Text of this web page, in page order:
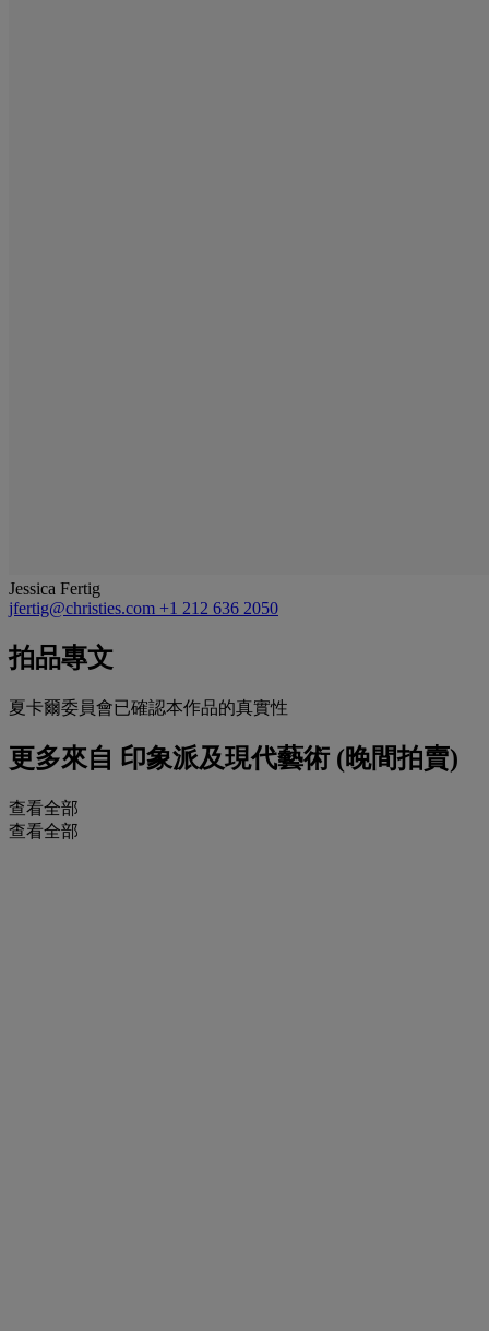
Jessica Fertig
jfertig@christies.com +1 212 636 2050
拍品專文
夏卡爾委員會已確認本作品的真實性
更多來自 印象派及現代藝術 (晚間拍賣)
查看全部
查看全部